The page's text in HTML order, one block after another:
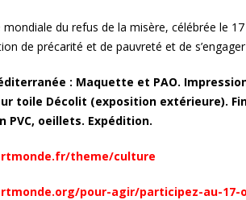
mondiale du refus de la misère, célébrée le
de précarité et de pauvreté et de
: Maquette et PAO.
toile Décolit (exposition extérieure).
PVC, oeillets. Expédition.
theme/culture
pour-agir/participez-au-17-
chassis aluminium rentrant
Flora